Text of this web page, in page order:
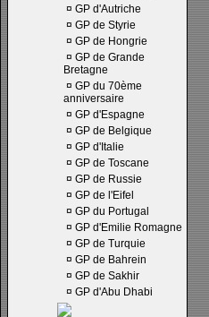
¤ GP d'Autriche
¤ GP de Styrie
¤ GP de Hongrie
¤ GP de Grande
Bretagne
¤ GP du 70ème
anniversaire
¤ GP d'Espagne
¤ GP de Belgique
¤ GP d'Italie
¤ GP de Toscane
¤ GP de Russie
¤ GP de l'Eifel
¤ GP du Portugal
¤ GP d'Emilie Romagne
¤ GP de Turquie
¤ GP de Bahrein
¤ GP de Sakhir
¤ GP d'Abu Dhabi